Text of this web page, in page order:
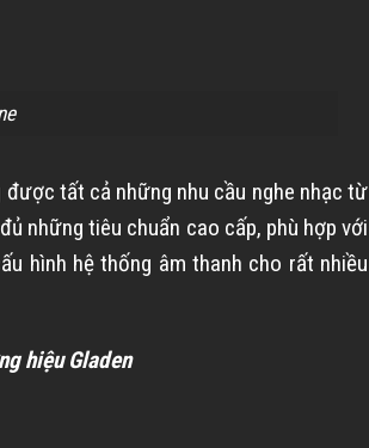
tất cả những nhu cầu nghe nhạc từ
những tiêu chuẩn cao cấp, phù hợp với
hình hệ thống âm thanh cho rất nhiều
hiệu Gladen